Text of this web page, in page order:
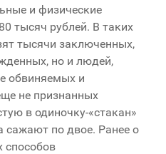
и физические
тысяч рублей. В таких
тысячи заключенных,
но и людей,
обвиняемых и
не признанных
в одиночку-«стакан»
по двое. Ранее о
способов